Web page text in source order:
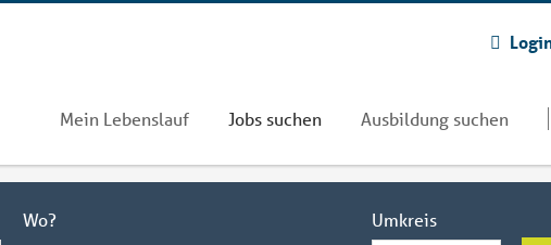
Mein Lebenslauf Jobs suchen Ausbildung suchen
Wo?
Umkreis